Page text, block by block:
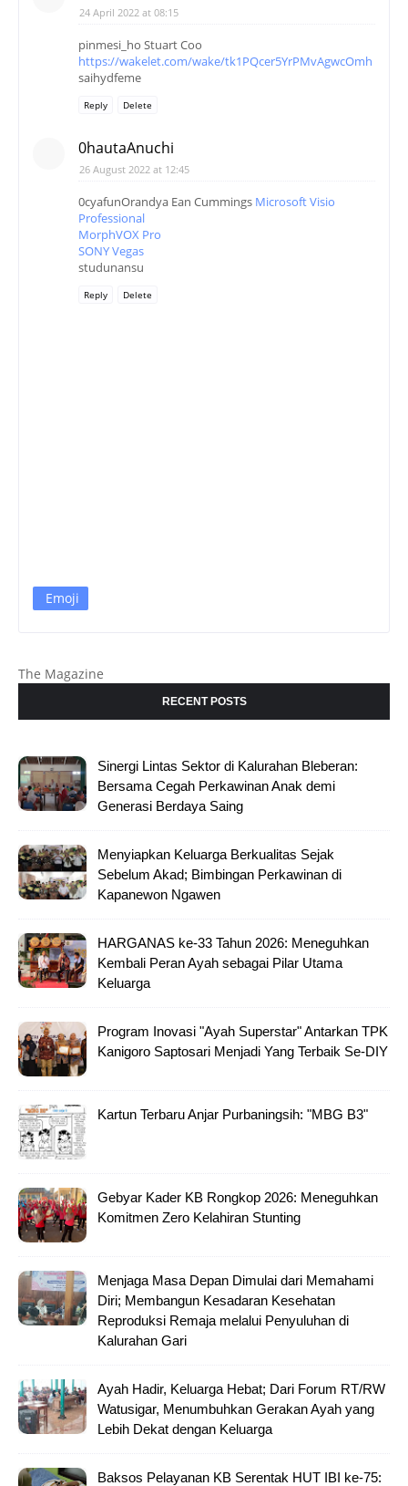
24 April 2022 at 08:15
pinmesi_ho Stuart Coo
https://wakelet.com/wake/tk1PQcer5YrPMvAgwcOmh
saihydfeme
Reply Delete
0hautaAnuchi
26 August 2022 at 12:45
0cyafunOrandya Ean Cummings Microsoft Visio
Professional
MorphVOX Pro
SONY Vegas
studunansu
Reply Delete
Emoji
The Magazine
RECENT POSTS
Sinergi Lintas Sektor di Kalurahan Bleberan:
Bersama Cegah Perkawinan Anak demi
Generasi Berdaya Saing
Menyiapkan Keluarga Berkualitas Sejak
Sebelum Akad; Bimbingan Perkawinan di
Kapanewon Ngawen
HARGANAS ke-33 Tahun 2026: Meneguhkan
Kembali Peran Ayah sebagai Pilar Utama
Keluarga
Program Inovasi "Ayah Superstar" Antarkan TPK
Kanigoro Saptosari Menjadi Yang Terbaik Se-DIY
Kartun Terbaru Anjar Purbaningsih: "MBG B3"
Gebyar Kader KB Rongkop 2026: Meneguhkan
Komitmen Zero Kelahiran Stunting
Menjaga Masa Depan Dimulai dari Memahami
Diri; Membangun Kesadaran Kesehatan
Reproduksi Remaja melalui Penyuluhan di
Kalurahan Gari
Ayah Hadir, Keluarga Hebat; Dari Forum RT/RW
Watusigar, Menumbuhkan Gerakan Ayah yang
Lebih Dekat dengan Keluarga
Baksos Pelayanan KB Serentak HUT IBI ke-75: